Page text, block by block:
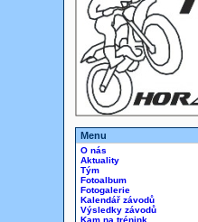
Menu
O nás
Aktuality
Tým
Fotoalbum
Fotogalerie
Kalendář závodů
Výsledky závodů
Kam na trénink